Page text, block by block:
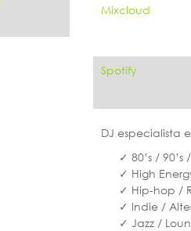
Mixcloud
Spotify
DJ especialista
80’s / 90’s
High
Hip-hop /
Indie /
Jazz /